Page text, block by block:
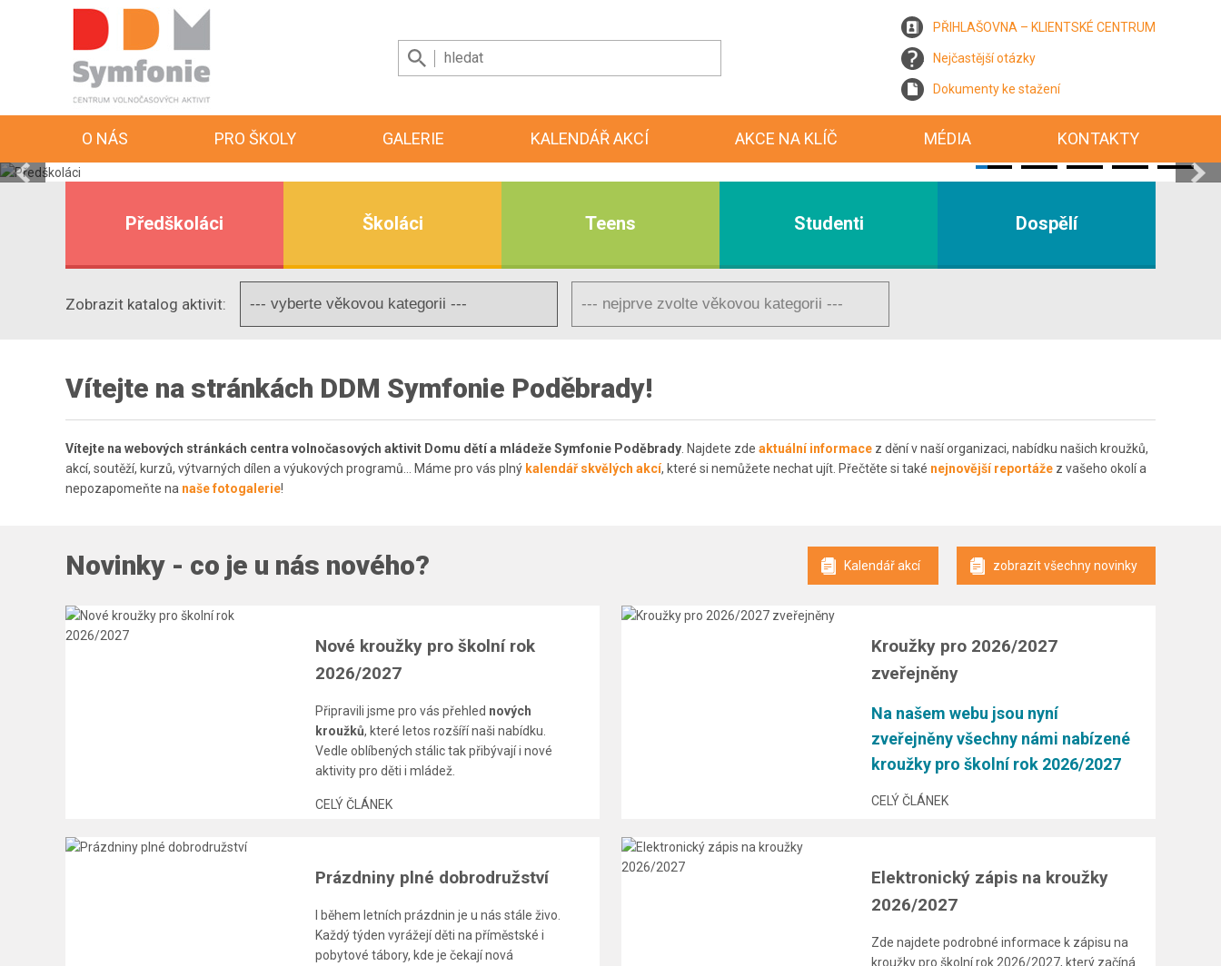
PŘIHLAŠOVNA – KLIENTSKÉ CENTRUM
Nejčastější otázky
Dokumenty ke stažení
O NÁS PRO ŠKOLY GALERIE KALENDÁŘ AKCÍ AKCE NA KLÍČ MÉDIA KONTAKTY
Předškoláci Školáci Teens Studenti Dospělí
Zobrazit katalog aktivit:
Vítejte na stránkách DDM Symfonie Poděbrady!
Vítejte na webových stránkách centra volnočasových aktivit Domu dětí a mládeže Symfonie Poděbrady . Najdete zde aktuální informace z dění v naší organizaci, nabídku našich kroužků,
akcí, soutěží, kurzů, výtvarných dílen a výukových programů... Máme pro vás plný kalendář skvělých akcí, které si nemůžete nechat ujít. Přečtěte si také nejnovější reportáže z vašeho okolí a
nepozapomeňte na naše fotogalerie!
Novinky - co je u nás nového? Kalendář akcí zobrazit všechny novinky
Nové kroužky pro školní rok
2026/2027
Připravili jsme pro vás přehled nových
kroužků, které letos rozšíří naši nabídku.
Vedle oblíbených stálic tak přibývají i nové
aktivity pro děti i mládež.
CELÝ ČLÁNEK
Kroužky pro 2026/2027
zveřejněny
Na našem webu jsou nyní
zveřejněny všechny námi nabízené
kroužky pro školní rok 2026/2027
CELÝ ČLÁNEK
Prázdniny plné dobrodružství
I během letních prázdnin je u nás stále živo.
Každý týden vyrážejí děti na příměstské i
pobytové tábory, kde je čekají nová
Elektronický zápis na kroužky
2026/2027
Zde najdete podrobné informace k zápisu na
kroužky pro školní rok 2026/2027, který začíná